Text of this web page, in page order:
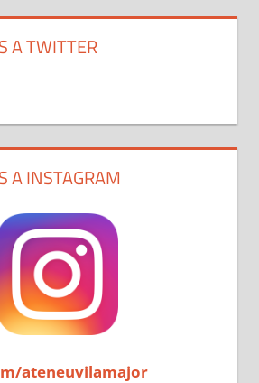
A TWITTER
A INSTAGRAM
ateneuvilamajor